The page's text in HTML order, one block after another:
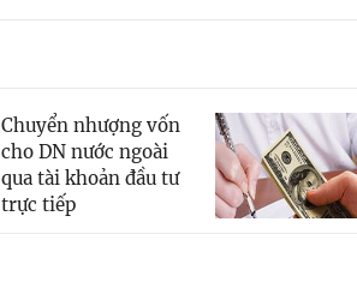
Chuyển nhượng vốn
cho DN nước ngoài
qua tài khoản đầu tư
trực tiếp